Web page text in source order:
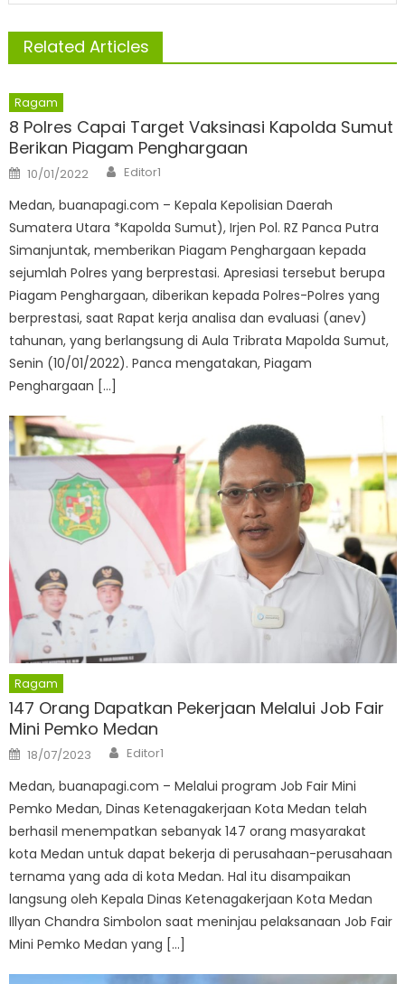
Related Articles
Ragam
8 Polres Capai Target Vaksinasi Kapolda Sumut
Berikan Piagam Penghargaan
Posted
on
10/01/2022 Author
Editor1
Medan, buanapagi.com – Kepala Kepolisian Daerah
Sumatera Utara *Kapolda Sumut), Irjen Pol. RZ Panca Putra
Simanjuntak, memberikan Piagam Penghargaan kepada
sejumlah Polres yang berprestasi. Apresiasi tersebut berupa
Piagam Penghargaan, diberikan kepada Polres-Polres yang
berprestasi, saat Rapat kerja analisa dan evaluasi (anev)
tahunan, yang berlangsung di Aula Tribrata Mapolda Sumut,
Senin (10/01/2022). Panca mengatakan, Piagam
Penghargaan […]
Ragam
147 Orang Dapatkan Pekerjaan Melalui Job Fair
Mini Pemko Medan
Posted
on
18/07/2023 Author
Editor1
Medan, buanapagi.com – Melalui program Job Fair Mini
Pemko Medan, Dinas Ketenagakerjaan Kota Medan telah
berhasil menempatkan sebanyak 147 orang masyarakat
kota Medan untuk dapat bekerja di perusahaan-perusahaan
ternama yang ada di kota Medan. Hal itu disampaikan
langsung oleh Kepala Dinas Ketenagakerjaan Kota Medan
Illyan Chandra Simbolon saat meninjau pelaksanaan Job Fair
Mini Pemko Medan yang […]